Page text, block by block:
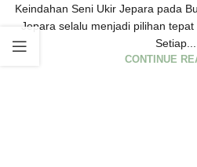
Keindahan Seni Ukir Jepara pada
Jepara selalu menjadi pilihan
Setiap...
CONTINUE